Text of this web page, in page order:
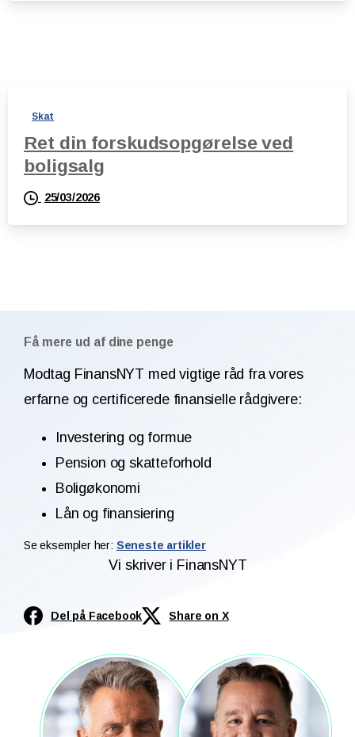
Skat
Ret din forskudsopgørelse ved
boligsalg
25/03/2026
Få mere ud af dine penge
Modtag FinansNYT med vigtige råd fra vores
erfarne og certificerede finansielle rådgivere:
Investering og formue
Pension og skatteforhold
Boligøkonomi
Lån og finansiering
Se eksempler her: Seneste artikler
Vi skriver i FinansNYT
Del på Facebook Share on X